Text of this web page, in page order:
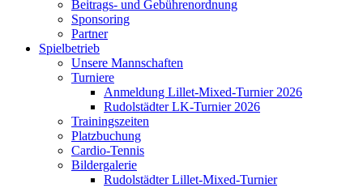
Beitrags- und Gebührenordnung
Sponsoring
Partner
Spielbetrieb
Unsere Mannschaften
Turniere
Anmeldung Lillet-Mixed-Turnier 2026
Rudolstädter LK-Turnier 2026
Trainingszeiten
Platzbuchung
Cardio-Tennis
Bildergalerie
Rudolstädter Lillet-Mixed-Turnier